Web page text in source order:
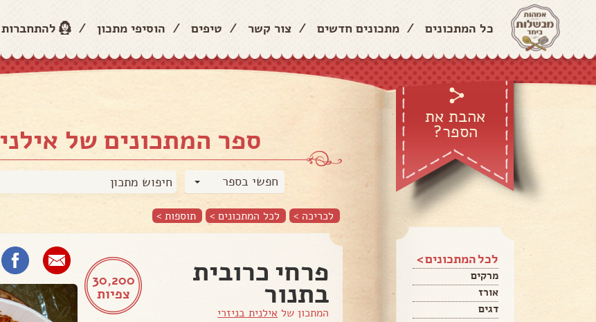
כל המתכונים / מתכונים חדשים / צור קשר / טיפים / הוסיפי מתכון /
אהבת את
הספר?
לכל המתכונים >
מרקים
אורז
דגים
ספר המתכונים של
חפשי בספר
לכריכה > לכל המתכונים > תוספות >
30,200
צפיות
פרחי כרובית
בתנור
המתכון של אילנית בניזרי